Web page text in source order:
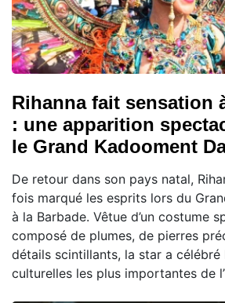
Rihanna fait sensation
: une apparition
le Grand Kadooment
De retour dans son pays natal,
fois marqué les esprits lors du
à la Barbade. Vêtue d’un costume
composé de plumes, de pierres
détails scintillants, la star a célébré
culturelles les plus importantes de